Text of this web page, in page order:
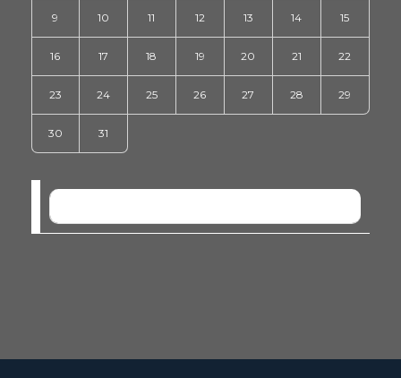
9 10 11 12 13 14 15
16 17 18 19 20 21 22
23 24 25 26 27 28 29
30 31